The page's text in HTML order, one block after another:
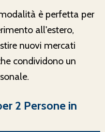
è perfetta per
all'estero,
nuovi mercati
condividono un
2 Persone in